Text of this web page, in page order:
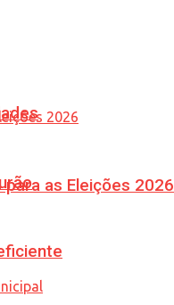
as Eleições 2026